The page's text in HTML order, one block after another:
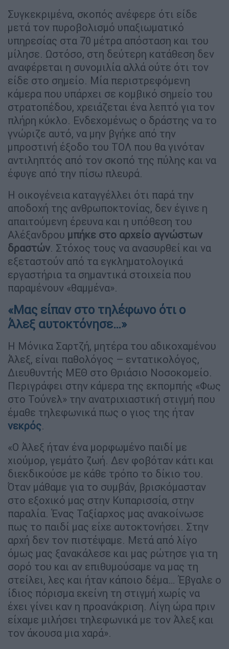
Συγκεκριμένα, σκοπός ανέφερε ότι είδε
μετά τον πυροβολισμό υπαξιωματικό
υπηρεσίας στα 70 μέτρα απόσταση και του
μίλησε. Ωστόσο, στη δεύτερη κατάθεση δεν
αναφέρεται η συνομιλία αλλά ούτε ότι τον
είδε στο σημείο. Μία περιστρεφόμενη
κάμερα που υπάρχει σε κομβικό σημείο του
στρατοπέδου, χρειάζεται ένα λεπτό για τον
πλήρη κύκλο. Ενδεχομένως ο δράστης να το
γνώριζε αυτό, να μην βγήκε από την
μπροστινή έξοδο του ΤΟΛ που θα γινόταν
αντιληπτός από τον σκοπό της πύλης και να
έφυγε από την πίσω πλευρά.
Η οικογένεια καταγγέλλει ότι παρά την
αποδοχή της ανθρωποκτονίας, δεν έγινε η
απαιτούμενη έρευνα και η υπόθεση του
Αλέξανδρου μπήκε στο αρχείο αγνώστων
δραστών. Στόχος τους να ανασυρθεί και να
εξεταστούν από τα εγκληματολογικά
εργαστήρια τα σημαντικά στοιχεία που
παραμένουν «θαμμένα».
«Μας είπαν στο τηλέφωνο ότι ο
Άλεξ αυτοκτόνησε…»
Η Μόνικα Σαρτζή, μητέρα του αδικοχαμένου
Άλεξ, είναι παθολόγος – εντατικολόγος,
Διευθυντής ΜΕΘ στο Θριάσιο Νοσοκομείο.
Περιγράφει στην κάμερα της εκπομπής «Φως
στο Τούνελ» την ανατριχιαστική στιγμή που
έμαθε τηλεφωνικά πως ο γιος της ήταν
νεκρός.
«Ο Άλεξ ήταν ένα μορφωμένο παιδί με
χιούμορ, γεμάτο ζωή. Δεν φοβόταν κάτι και
διεκδικούσε με κάθε τρόπο το δίκιο του.
Όταν μάθαμε για το συμβάν, βρισκόμασταν
στο εξοχικό μας στην Κυπαρισσία, στην
παραλία. Ένας Ταξίαρχος μας ανακοίνωσε
πως το παιδί μας είχε αυτοκτονήσει. Στην
αρχή δεν τον πιστέψαμε. Μετά από λίγο
όμως μας ξανακάλεσε και μας ρώτησε για τη
σορό του και αν επιθυμούσαμε να μας τη
στείλει, λες και ήταν κάποιο δέμα… Έβγαλε ο
ίδιος πόρισμα εκείνη τη στιγμή χωρίς να
έχει γίνει καν η προανάκριση. Λίγη ώρα πριν
είχαμε μιλήσει τηλεφωνικά με τον Άλεξ και
τον άκουσα μια χαρά».